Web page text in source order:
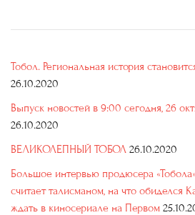
Тобол. Региональная история
26.10.2020
Выпуск новостей в 9:00 сегодня, 26
26.10.2020
ВЕЛИКОЛЕПНЫЙ ТОБОЛ 26.10.2020
Большое интервью продюсера
считает талисманом, на что обиделся
ждать в киносериале на Первом